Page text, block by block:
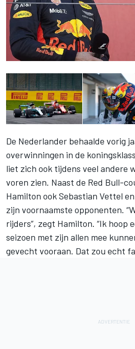
De Nederlander behaalde vorig
overwinningen in de
liet zich ook tijdens veel andere
voren zien. Naast de Red Bull-
Hamilton ook Sebastian Vettel
zijn voornaamste opponenten.
rijders”, zegt Hamilton. “Ik hoop
seizoen met zijn allen mee
gevecht vooraan. Dat zou echt